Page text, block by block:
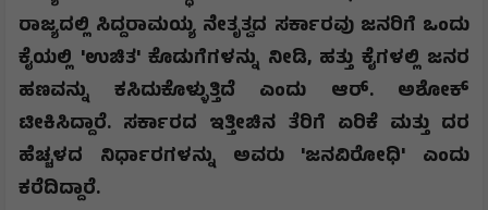
​ರಾಜ್ಯದಲ್ಲಿ ಸಿದ್ದರಾಮಯ್ಯ ನೇತೃತ್ವದ ಸರ್ಕಾರವು ಜನರಿಗೆ ಒಂದು
ಕೈಯಲ್ಲಿ 'ಉಚಿತ' ಕೊಡುಗೆಗಳನ್ನು ನೀಡಿ, ಹತ್ತು ಕೈಗಳಲ್ಲಿ ಜನರ
ಹಣವನ್ನು ಕಸಿದುಕೊಳ್ಳುತ್ತಿದೆ ಎಂದು ಆರ್. ಅಶೋಕ್
ಟೀಕಿಸಿದ್ದಾರೆ. ಸರ್ಕಾರದ ಇತ್ತೀಚಿನ ತೆರಿಗೆ ಏರಿಕೆ ಮತ್ತು ದರ
ಹೆಚ್ಚಳದ ನಿರ್ಧಾರಗಳನ್ನು ಅವರು 'ಜನವಿರೋಧಿ' ಎಂದು
ಕರೆದಿದ್ದಾರೆ.